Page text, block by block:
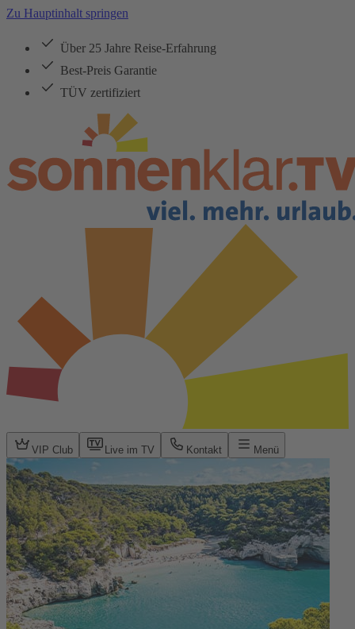
Zu Hauptinhalt springen
Über 25 Jahre Reise-Erfahrung
Best-Preis Garantie
TÜV zertifiziert
VIP Club Live im TV Kontakt Menü